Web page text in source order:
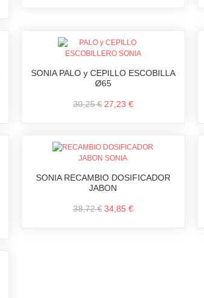
SONIA PALO y CEPILLO ESCOBILLA
Ø65
30,25 € 27,23 €
SONIA RECAMBIO DOSIFICADOR
JABON
38,72 € 34,85 €